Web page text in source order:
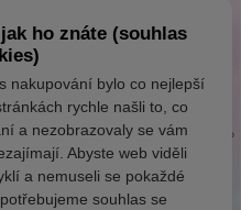
ho znáte (souhlas
nakupování bylo co nejlepší
rychle našli to, co
a nezobrazovaly se vám
Abyste web viděli
a nemuseli se pokaždé
souhlas se